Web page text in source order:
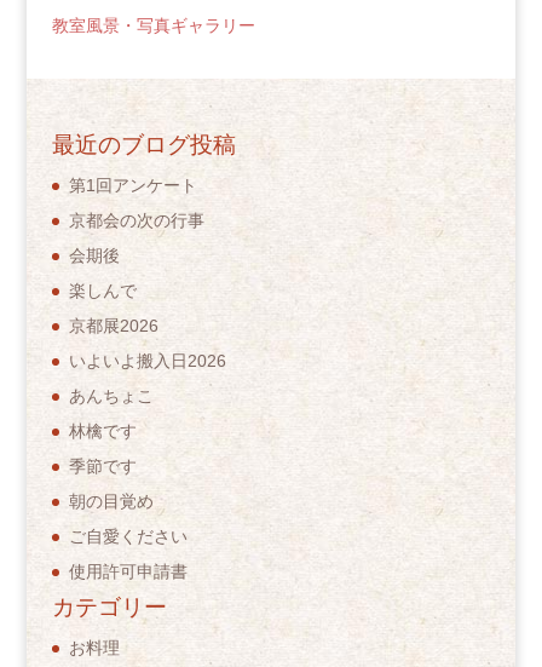
教室風景・写真ギャラリー
最近のブログ投稿
第1回アンケート
京都会の次の行事
会期後
楽しんで
京都展2026
いよいよ搬入日2026
あんちょこ
林檎です
季節です
朝の目覚め
ご自愛ください
使用許可申請書
カテゴリー
お料理